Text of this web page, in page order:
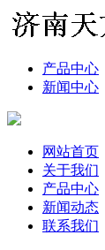
产品中心
新闻中心
网站首页
关于我们
产品中心
新闻动态
联系我们